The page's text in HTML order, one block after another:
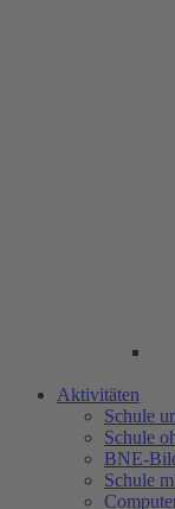
Aktivitäten
Schule
Schule
BNE-
Schule